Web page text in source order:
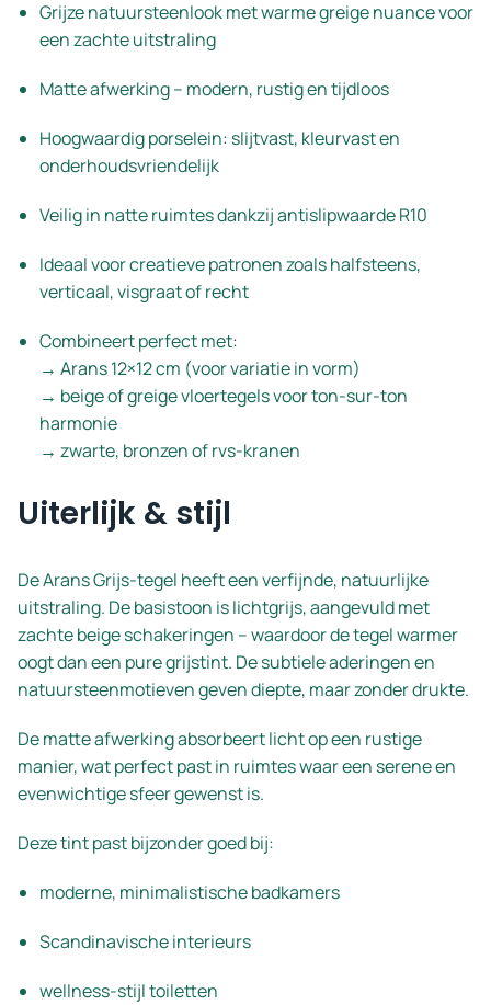
Grijze natuursteenlook met warme greige nuance voor
een zachte uitstraling
Matte afwerking – modern, rustig en tijdloos
Hoogwaardig porselein: slijtvast, kleurvast en
onderhoudsvriendelijk
Veilig in natte ruimtes dankzij antislipwaarde R10
Ideaal voor creatieve patronen zoals halfsteens,
verticaal, visgraat of recht
Combineert perfect met:
→ Arans 12×12 cm (voor variatie in vorm)
→ beige of greige vloertegels voor ton-sur-ton
harmonie
→ zwarte, bronzen of rvs-kranen
Uiterlijk & stijl
De Arans Grijs-tegel heeft een verfijnde, natuurlijke
uitstraling. De basistoon is lichtgrijs, aangevuld met
zachte beige schakeringen – waardoor de tegel warmer
oogt dan een pure grijstint. De subtiele aderingen en
natuursteenmotieven geven diepte, maar zonder drukte.
De matte afwerking absorbeert licht op een rustige
manier, wat perfect past in ruimtes waar een serene en
evenwichtige sfeer gewenst is.
Deze tint past bijzonder goed bij:
moderne, minimalistische badkamers
Scandinavische interieurs
wellness-stijl toiletten